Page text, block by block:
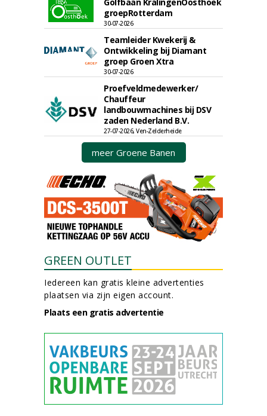
groepRotterdam
30-07-2026
Teamleider Kwekerij &
Ontwikkeling bij Diamant
groep Groen Xtra
30-07-2026
Proefveldmedewerker/
Chauffeur
landbouwmachines bij DSV
zaden Nederland B.V.
27-07-2026, Ven-Zelderheide
meer Groene Banen
GREEN OUTLET
Iedereen kan gratis kleine advertenties
plaatsen via zijn eigen account.
Plaats een gratis advertentie